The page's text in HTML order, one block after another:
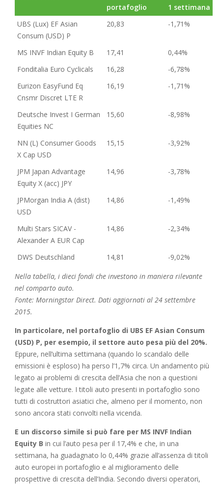
portafoglio
1 settimana
UBS (Lux) EF Asian
Consum (USD) P
20,83 -1,71%
MS INVF Indian Equity B 17,41
0,44%
Fonditalia Euro Cyclicals
16,28
-6,78%
Eurizon EasyFund Eq
Cnsmr Discret LTE R
16,19 -1,71%
Deutsche Invest I German
Equities NC
15,60 -8,98%
NN (L) Consumer Goods
X Cap USD
15,15 -3,92%
JPM Japan Advantage
Equity X (acc) JPY
14,96 -3,78%
JPMorgan India A (dist)
USD
14,86 -1,49%
Multi Stars SICAV -
Alexander A EUR Cap
14,86 -2,34%
DWS Deutschland 14,81 -9,02%
Nella tabella, i dieci fondi che investono in maniera rilevante
nel comparto auto.
Fonte: Morningstar Direct. Dati aggiornati al 24 settembre
2015.
In particolare, nel portafoglio di UBS EF Asian Consum
(USD) P, per esempio, il settore auto pesa più del 20%.
Eppure, nell’ultima settimana (quando lo scandalo delle
emissioni è esploso) ha perso l’1,7% circa. Un andamento più
legato ai problemi di crescita dell’Asia che non a questioni
legate alle vetture. I titoli auto presenti in portafoglio sono
tutti di costruttori asiatici che, almeno per il momento, non
sono ancora stati convolti nella vicenda.
E un discorso simile si può fare per MS INVF Indian
Equity B in cui l’auto pesa per il 17,4% e che, in una
settimana, ha guadagnato lo 0,44% grazie all’assenza di titoli
auto europei in portafoglio e al miglioramento delle
prospettive di crescita dell’India. Secondo diversi operatori,